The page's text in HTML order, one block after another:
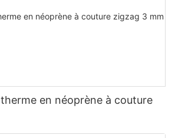
en néoprène à couture